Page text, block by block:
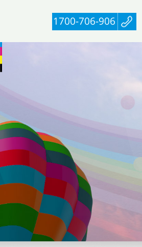
1700-706-906